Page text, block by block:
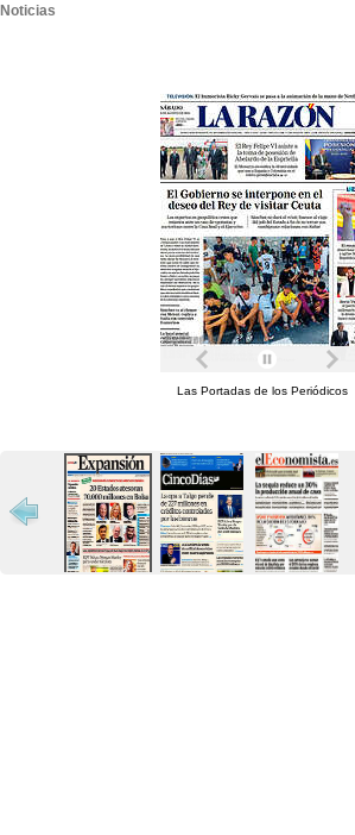
Noticias
Las Portadas de los Periódicos